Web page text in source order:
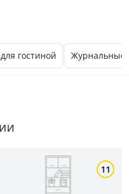
гостиной Журнальные
11